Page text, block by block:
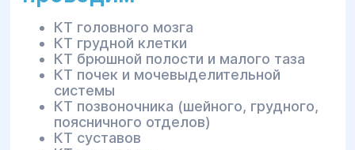
КТ головного мозга
КТ грудной клетки
КТ брюшной полости и малого таза
КТ почек и мочевыделительной
системы
КТ позвоночника (шейного, грудного,
поясничного отделов)
КТ суставов